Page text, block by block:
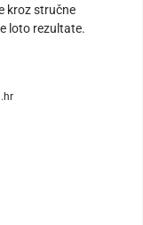
kroz stručne
loto rezultate.